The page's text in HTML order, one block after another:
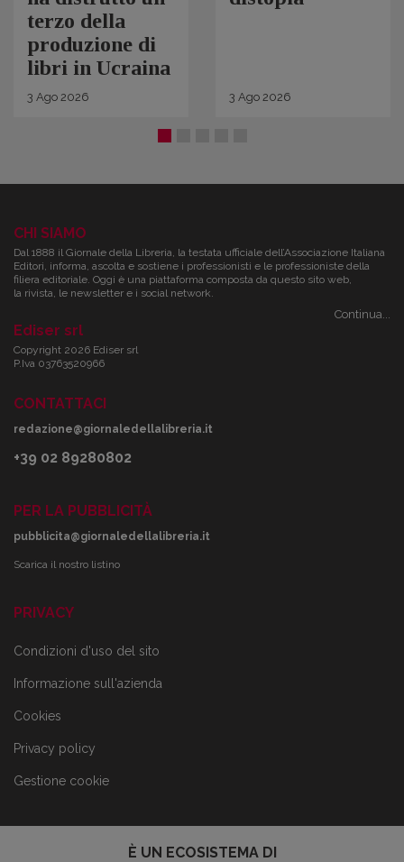
terzo della
produzione di
libri in Ucraina
3 Ago 2026 3 Ago 2026
CHI SIAMO
Dal 1888 il Giornale della Libreria, la testata ufficiale dell’Associazione Italiana
Editori, informa, ascolta e sostiene i professionisti e le professioniste della
filiera editoriale. Oggi è una piattaforma composta da questo sito web,
la rivista, le newsletter e i social network.
Continua...
Ediser srl
Copyright 2026 Ediser srl
P.Iva 03763520966
CONTATTACI
redazione@giornaledellalibreria.it
+39 02 89280802
PER LA PUBBLICITÀ
pubblicita@giornaledellalibreria.it
Scarica il nostro listino
PRIVACY
Condizioni d'uso del sito
Informazione sull'azienda
Cookies
Privacy policy
Gestione cookie
È UN ECOSISTEMA DI